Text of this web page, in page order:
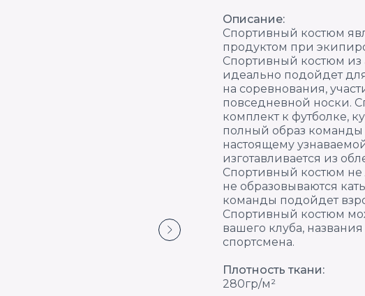
Описание:
Спортивный костюм
продуктом при
Спортивный костюм из
идеально подойдет
на соревнования,
повседневной носки.
комплект к футболке,
полный образ команды
настоящему
изготавливается из
Спортивный костюм не
не образовываются
команды подойдет
Спортивный костюм
вашего клуба,
спортсмена.
Плотность ткани:
280гр/м²